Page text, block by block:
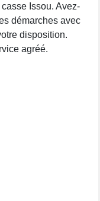
Issou. Avez-
démarches avec
disposition.
agréé.